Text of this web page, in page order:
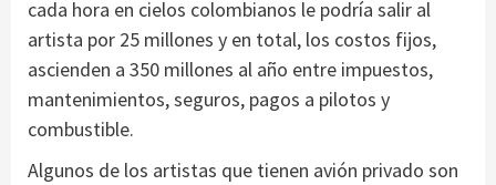
cada hora en cielos colombianos le podría salir al
artista por 25 millones y en total, los costos fijos,
ascienden a 350 millones al año entre impuestos,
mantenimientos, seguros, pagos a pilotos y
combustible.
Algunos de los artistas que tienen avión privado son